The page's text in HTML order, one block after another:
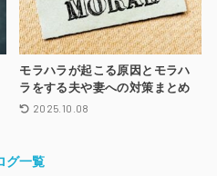
モラハラが起こる原因とモラハ
ラをする夫や妻への対策まとめ
2025.10.08
グ一覧